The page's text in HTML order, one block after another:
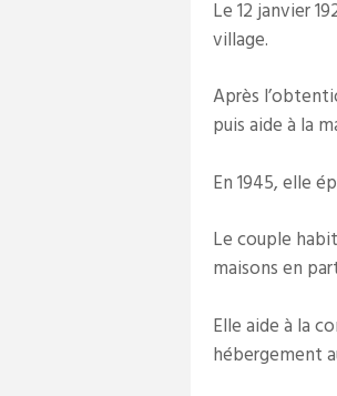
Le 12 janvier
village.
Après
puis aide à la
En 1945, elle
Le couple
maisons en
Elle aide à la
hébergement